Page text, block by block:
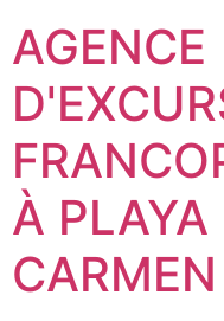
AGENCE
À PLAYA
CARMEN